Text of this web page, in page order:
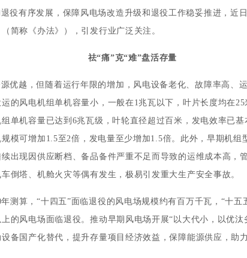
役有序发展，保障风电场改造升级和退役工作稳妥推进，近
简称《办法》），引发行业广泛关注。
祛“痛”克“难”盘活存量
优越，但随着运行年限的增加，风电设备老化、故障率高、
的风电机组单机容量小，一般在1兆瓦以下，叶片长度均在
单机容量已达到6兆瓦级，叶轮直径超过百米，发电效率已
模可增加1.5至2倍，发电量至少增加1.5倍。此外，早期机组
出现因供应断档、备品备件严重不足而导致的运维成本高，
倒塔、机舱火灾等偶有发生，极易引发重大生产安全事故。
测算，“十四五”面临退役的风电场规模约有百万千瓦，“十五
的风电场面临退役。推动早期风电场开展“以大代小，以优汰
备国产化替代，提升存量项目经济效益，保障能源供应，助